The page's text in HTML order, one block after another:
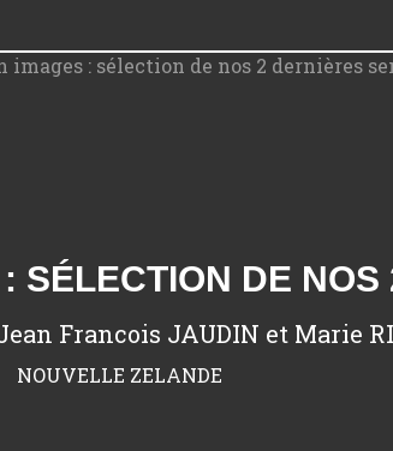
SÉLECTION DE
Francois JAUDIN et Marie
NOUVELLE ZELANDE